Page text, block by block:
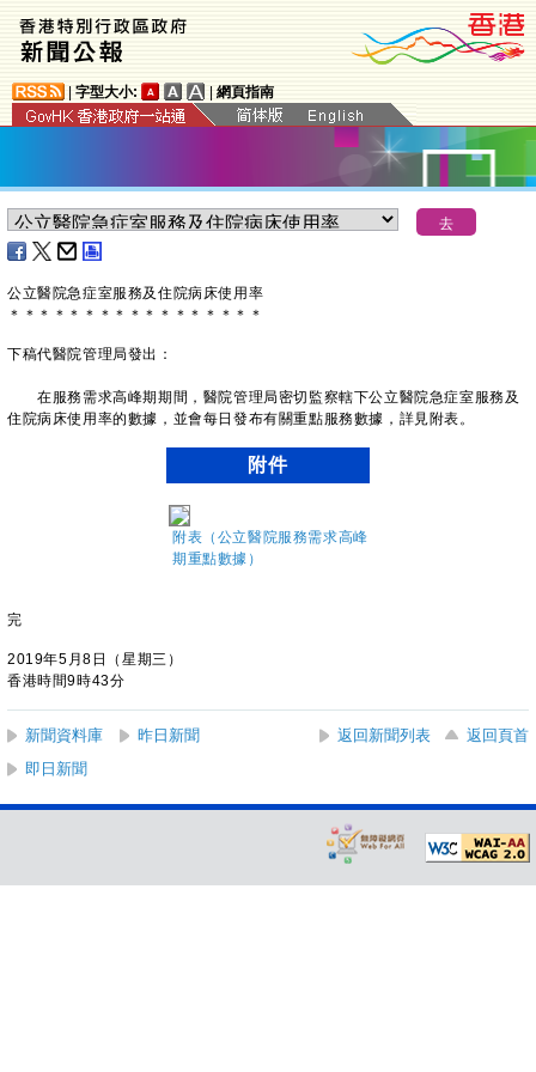
字型大小: 網頁指南
公立醫院急症室服務及住院病床使用率
＊ ＊ ＊ ＊ ＊ ＊ ＊ ＊ ＊ ＊ ＊ ＊ ＊ ＊ ＊ ＊ ＊
下稿代醫院管理局發出：
在服務需求高峰期期間，醫院管理局密切監察轄下公立醫院急症室服務及
住院病床使用率的數據，並會每日發布有關重點服務數據，詳見附表。
附件
附表（公立醫院服務需求高峰
期重點數據）
完
2019年5月8日（星期三）
香港時間9時43分
新聞資料庫 昨日新聞 返回新聞列表
返回頁首
即日新聞